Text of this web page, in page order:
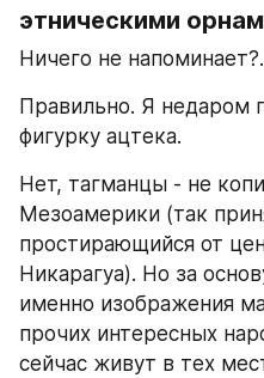
этническими
Ничего не
Правильно. Я недаром
фигурку ацтека.
Нет, тагманцы - не
Мезоамерики (так
простирающийся от
Никарагуа). Но за
именно изображения
прочих интересных
сейчас живут в тех